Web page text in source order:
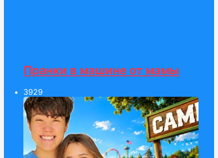
Пранки в машине от мамы
3929